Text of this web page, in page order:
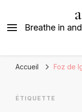
Breathe in
Accueil Foz de
ÉTIQUETTE